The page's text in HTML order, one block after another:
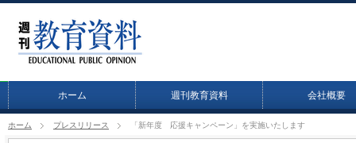
ホーム 週刊教育資料 会社概要
ホーム プレスリリース 「新年度 応援キャンペーン」を実施いたします